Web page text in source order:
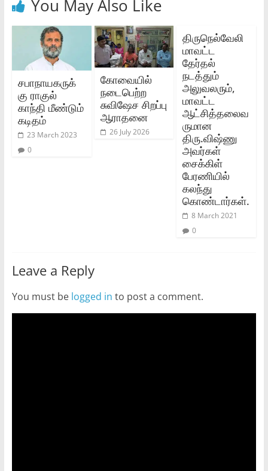
You May Also Like
சபாநாயகருக்
கு ராகுல்
காந்தி மீண்டும்
கடிதம்
23 March 2023
0
கோவையில்
நடைபெற்ற
சுவிஷேச சிறப்பு
ஆராதனை
26 July 2026
திருநெல்வேலி
மாவட்ட
தேர்தல்‌
நடத்தும்‌
அலுவலரும்‌,
மாவட்ட
ஆட்சித்தலைவ
ருமான
திரு.விஷ்ணு
அவர்கள்
சைக்கிள்‌
பேரணியில்‌
கலந்து
கொண்டார்கள்‌.
8 March 2021
0
Leave a Reply
You must be logged in to post a comment.